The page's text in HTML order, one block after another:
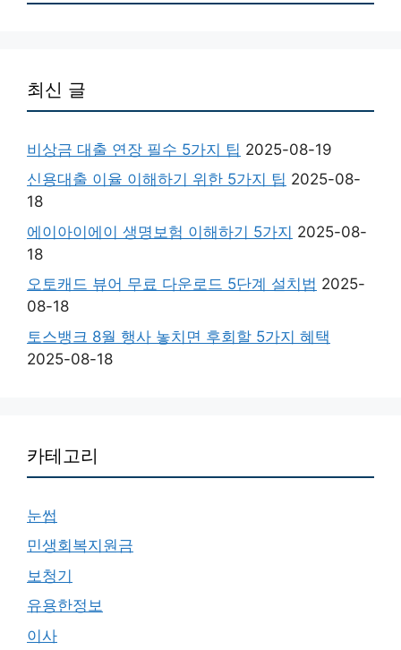
최신 글
비상금 대출 연장 필수 5가지 팁 2025-08-19
신용대출 이율 이해하기 위한 5가지 팁 2025-08-
18
에이아이에이 생명보험 이해하기 5가지 2025-08-
18
오토캐드 뷰어 무료 다운로드 5단계 설치법 2025-
08-18
토스뱅크 8월 행사 놓치면 후회할 5가지 혜택
2025-08-18
카테고리
눈썹
민생회복지원금
보청기
유용한정보
이사